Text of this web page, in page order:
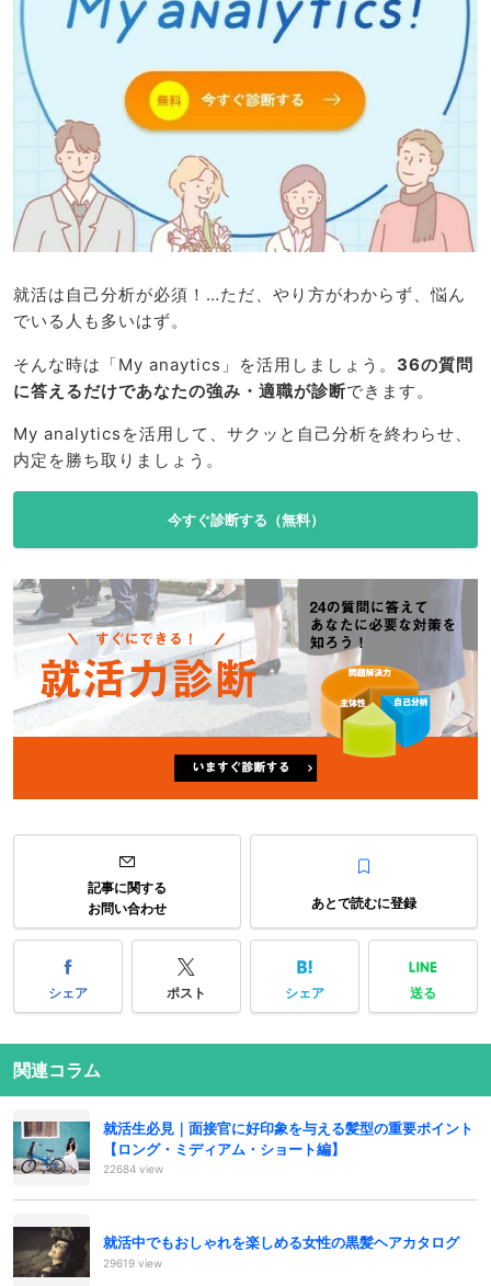
就活は自己分析が必須！…ただ、やり方がわからず、悩ん
でいる人も多いはず。
そんな時は「My anaytics」を活用しましょう。 36の質問
に答えるだけであなたの強み・適職が診断できます。
My analyticsを活用して、サクッと自己分析を終わらせ、
内定を勝ち取りましょう。
今すぐ診断する（無料）
記事に関する
お問い合わせ
あとで読むに登録
シェア ポスト シェア 送る
関連コラム
就活生必見｜面接官に好印象を与える髪型の重要ポイント
【ロング・ミディアム・ショート編】
22684 view
就活中でもおしゃれを楽しめる女性の黒髪ヘアカタログ
29619 view